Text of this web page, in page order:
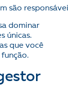
são
dominar
únicas.
que você